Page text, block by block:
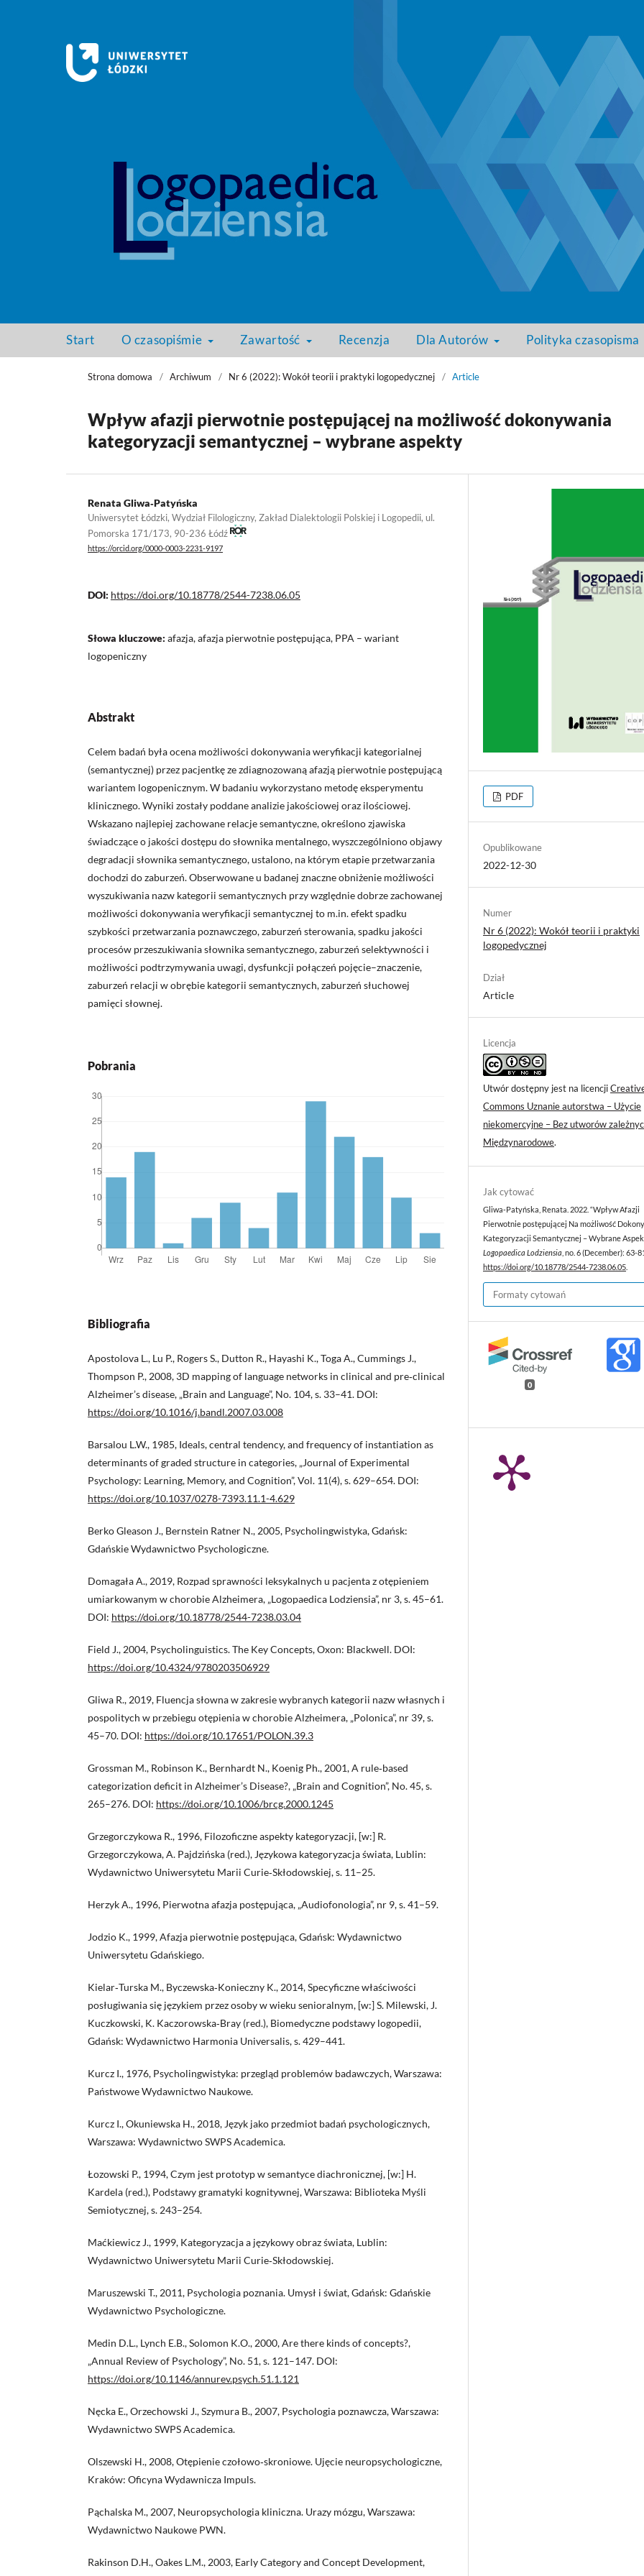
Start O czasopiśmie Zawartość Recenzja Dla Autorów Polityka czasopisma
Strona domowa / Archiwum / Nr 6 (2022): Wokół teorii i praktyki logopedycznej / Article
Wpływ afazji pierwotnie postępującej na możliwość dokonywania
kategoryzacji semantycznej – wybrane aspekty
Renata Gliwa‑Patyńska
Uniwersytet Łódzki, Wydział Filologiczny, Zakład Dialektologii Polskiej i Logopedii, ul.
Pomorska 171/173, 90-236 Łódź
https://orcid.org/0000-0003-2231-9197
DOI: https://doi.org/10.18778/2544-7238.06.05
Słowa kluczowe: afazja, afazja pierwotnie postępująca, PPA – wariant
logopeniczny
Abstrakt
Celem badań była ocena możliwości dokonywania weryfikacji kategorialnej
(semantycznej) przez pacjentkę ze zdiagnozowaną afazją pierwotnie postępującą
wariantem logopenicznym. W badaniu wykorzystano metodę eksperymentu
klinicznego. Wyniki zostały poddane ana­lizie jakościowej oraz ilościowej.
Wskazano najlepiej zachowane relacje semantyczne, okre­ślono zjawiska
świadczące o jakości dostępu do słownika mentalnego, wyszczególniono obja­wy
degradacji słownika semantycznego, ustalono, na którym etapie przetwarzania
dochodzi do zaburzeń. Obserwowane u badanej znaczne obniżenie możliwości
wyszukiwania nazw kategorii semantycznych przy względnie dobrze zachowanej
możliwości dokonywania wery­fikacji semantycznej to m.in. efekt spadku
szybkości przetwarzania poznawczego, zaburzeń sterowania, spadku jakości
procesów przeszukiwania słownika semantycznego, zaburzeń se­lektywności i
możliwości podtrzymywania uwagi, dysfunkcji połączeń pojęcie–znaczenie,
zaburzeń relacji w obrębie kategorii semantycznych, zaburzeń słuchowej
pamięci słownej.
Pobrania
Bibliografia
Apostolova L., Lu P., Rogers S., Dutton R., Hayashi K., Toga A., Cummings J.,
Thompson P., 2008, 3D mapping of language networks in clinical and pre‑clinical
Alzheimer’s disease, „Brain and Language”, No. 104, s. 33–41. DOI:
https://doi.org/10.1016/j.bandl.2007.03.008
Barsalou L.W., 1985, Ideals, central tendency, and frequency of instantiation as
determinants of graded structure in categories, „Journal of Experimental
Psychology: Learning, Memory, and Cognition”, Vol. 11(4), s. 629–654. DOI:
https://doi.org/10.1037/0278-7393.11.1-4.629
Berko Gleason J., Bernstein Ratner N., 2005, Psycholingwistyka, Gdańsk:
Gdańskie Wydawnictwo Psychologiczne.
Domagała A., 2019, Rozpad sprawności leksykalnych u pacjenta z otępieniem
umiarkowanym w chorobie Alzheimera, „Logopaedica Lodziensia”, nr 3, s. 45–61.
DOI: https://doi.org/10.18778/2544-7238.03.04
Field J., 2004, Psycholinguistics. The Key Concepts, Oxon: Blackwell. DOI:
https://doi.org/10.4324/9780203506929
Gliwa R., 2019, Fluencja słowna w zakresie wybranych kategorii nazw własnych i
pospolitych w przebiegu otępienia w chorobie Alzheimera, „Polonica”, nr 39, s.
45–70. DOI: https://doi.org/10.17651/POLON.39.3
Grossman M., Robinson K., Bernhardt N., Koenig Ph., 2001, A rule‑based
categorization deficit in Alzheimer’s Disease?, „Brain and Cognition”, No. 45, s.
265–276. DOI: https://doi.org/10.1006/brcg.2000.1245
Grzegorczykowa R., 1996, Filozoficzne aspekty kategoryzacji, [w:] R.
Grzegorczykowa, A. Pajdzińska (red.), Językowa kategoryzacja świata, Lublin:
Wydawnictwo Uniwersytetu Marii Curie‑Skłodowskiej, s. 11–25.
Herzyk A., 1996, Pierwotna afazja postępująca, „Audiofonologia”, nr 9, s. 41–59.
Jodzio K., 1999, Afazja pierwotnie postępująca, Gdańsk: Wydawnictwo
Uniwersytetu Gdańskiego.
Kielar‑Turska M., Byczewska‑Konieczny K., 2014, Specyficzne właściwości
posługiwania się językiem przez osoby w wieku senioralnym, [w:] S. Milewski, J.
Kuczkowski, K. Kaczorowska‑Bray (red.), Biomedyczne podstawy logopedii,
Gdańsk: Wydawnictwo Harmonia Universalis, s. 429–441.
Kurcz I., 1976, Psycholingwistyka: przegląd problemów badawczych, Warszawa:
Państwowe Wydawnictwo Naukowe.
Kurcz I., Okuniewska H., 2018, Język jako przedmiot badań psychologicznych,
Warszawa: Wydawnictwo SWPS Academica.
Łozowski P., 1994, Czym jest prototyp w semantyce diachronicznej, [w:] H.
Kardela (red.), Podstawy gramatyki kognitywnej, Warszawa: Biblioteka Myśli
Semiotycznej, s. 243–254.
Maćkiewicz J., 1999, Kategoryzacja a językowy obraz świata, Lublin:
Wydawnictwo Uniwersytetu Marii Curie‑Skłodowskiej.
Maruszewski T., 2011, Psychologia poznania. Umysł i świat, Gdańsk: Gdańskie
Wydawnictwo Psychologiczne.
Medin D.L., Lynch E.B., Solomon K.O., 2000, Are there kinds of concepts?,
„Annual Review of Psychology”, No. 51, s. 121–147. DOI:
https://doi.org/10.1146/annurev.psych.51.1.121
Nęcka E., Orzechowski J., Szymura B., 2007, Psychologia poznawcza, Warszawa:
Wydawnictwo SWPS Academica.
Olszewski H., 2008, Otępienie czołowo‑skroniowe. Ujęcie neuropsychologiczne,
Kraków: Oficyna Wydawnicza Impuls.
Pąchalska M., 2007, Neuropsychologia kliniczna. Urazy mózgu, Warszawa:
Wydawnictwo Naukowe PWN.
Rakinson D.H., Oakes L.M., 2003, Early Category and Concept Development,
PDF
Opublikowane
2022-12-30
Numer
Nr 6 (2022): Wokół teorii i praktyki
logopedycznej
Dział
Article
Licencja
Utwór dostępny jest na licencji
Commons Uznanie autorstwa – Użycie
niekomercyjne – Bez utworów
Międzynarodowe.
Jak cytować
Gliwa‑Patyńska, Renata. 2022. “Wpływ Afazji
Pierwotnie postępującej Na możliwość
Kategoryzacji Semantycznej – Wybrane
Logopaedica Lodziensia , no. 6 (December): 63-81.
https://doi.org/10.18778/2544-7238.06.05
Formaty cytowań
0